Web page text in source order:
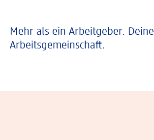
Mehr als ein Arbeitgeber. Deine
Arbeitsgemeinschaft.